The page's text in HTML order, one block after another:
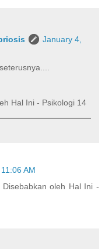
January 4,
Hal Ini - Psikologi 14
AM
oleh Hal Ini -